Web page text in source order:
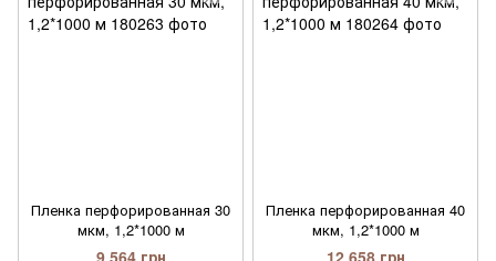
Пленка перфорированная 30
мкм, 1,2*1000 м
Пленка перфорированная 40
мкм, 1,2*1000 м